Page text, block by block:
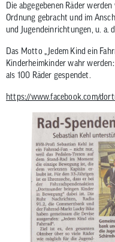
Die abgegebenen Räder
Ordnung gebracht und im
und Jugendeinrichtungen, u. a.
Das Motto „Jedem Kind ein
Kinderheimkinder wahr
als 100 Räder gespendet.
https://www.facebook.com/